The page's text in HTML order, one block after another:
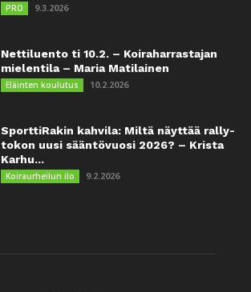
PRO 9.3.2026
Nettiluento ti 10.2. – Koiraharrastajan
mielentila – Maria Matilainen
Eläinten koulutus 10.2.2026
SporttiRakin kahvila: Miltä näyttää rally-
tokon uusi sääntövuosi 2026? – Krista
Karhu...
Koiraurheilun ilo 9.2.2026